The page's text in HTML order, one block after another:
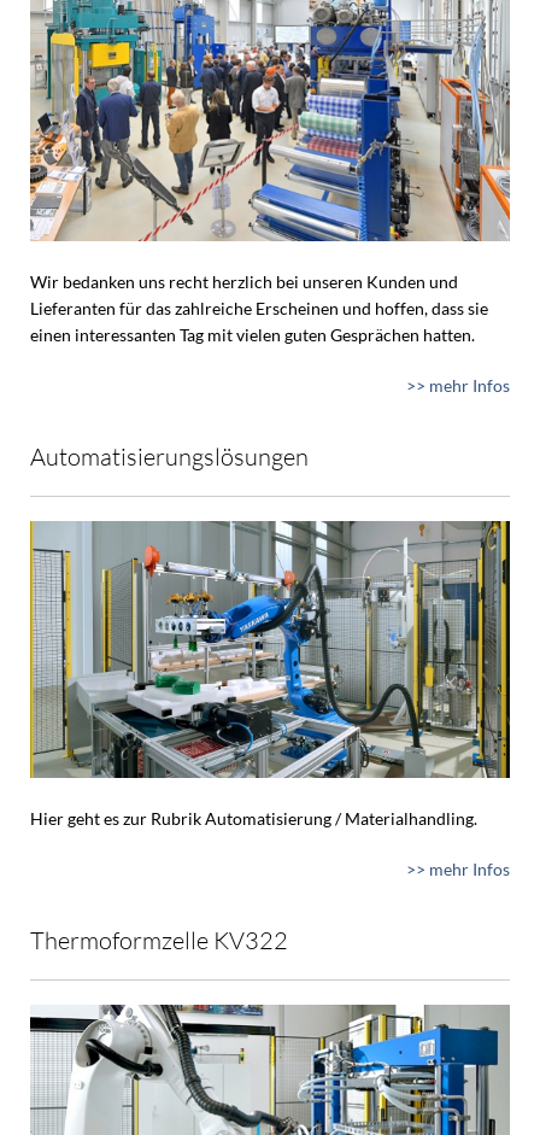
Wir bedanken uns recht herzlich bei unseren Kunden und
Lieferanten für das zahlreiche Erscheinen und hoffen, dass sie
einen interessanten Tag mit vielen guten Gesprächen hatten.
>> mehr Infos
Automatisierungslösungen
Hier geht es zur Rubrik Automatisierung / Materialhandling.
>> mehr Infos
Thermoformzelle KV322